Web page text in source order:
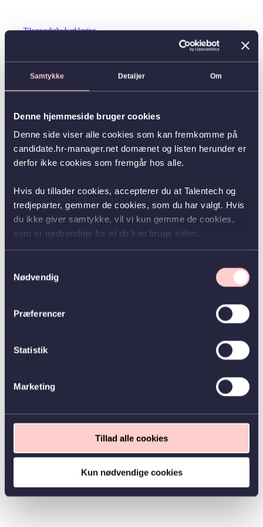
Samtykke Detaljer Om
Denne hjemmeside bruger cookies
Denne side viser alle cookies som kan fremkomme på
candidate.hr-manager.net domænet og listen herunder er
derfor ikke cookies som fremgår hos alle.
Hvis du tillader cookies, accepterer du at Talentech og
tredjeparter, gemmer de cookies, som du har valgt. Hvis
du ikke giver samtykke, vil vi kun gemme de cookies,
som er nødvendige for at du kan bruge siden.
Nødvendig
Præferencer
Statistik
Marketing
Tillad alle cookies
Kun nødvendige cookies
Tilgængelighedserklæring